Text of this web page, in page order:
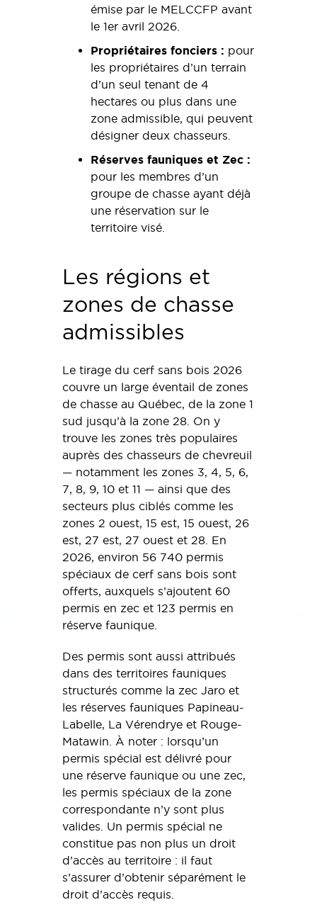
émise par le MELCCFP avant
le 1er avril 2026.
Propriétaires fonciers : pour
les propriétaires d’un terrain
d’un seul tenant de 4
hectares ou plus dans une
zone admissible, qui peuvent
désigner deux chasseurs.
Réserves fauniques et Zec :
pour les membres d’un
groupe de chasse ayant déjà
une réservation sur le
territoire visé.
Les régions et
zones de chasse
admissibles
Le tirage du cerf sans bois 2026
couvre un large éventail de zones
de chasse au Québec, de la zone 1
sud jusqu’à la zone 28. On y
trouve les zones très populaires
auprès des chasseurs de chevreuil
— notamment les zones 3, 4, 5, 6,
7, 8, 9, 10 et 11 — ainsi que des
secteurs plus ciblés comme les
zones 2 ouest, 15 est, 15 ouest, 26
est, 27 est, 27 ouest et 28. En
2026, environ 56 740 permis
spéciaux de cerf sans bois sont
offerts, auxquels s’ajoutent 60
permis en zec et 123 permis en
réserve faunique.
Des permis sont aussi attribués
dans des territoires fauniques
structurés comme la zec Jaro et
les réserves fauniques Papineau-
Labelle, La Vérendrye et Rouge-
Matawin. À noter : lorsqu’un
permis spécial est délivré pour
une réserve faunique ou une zec,
les permis spéciaux de la zone
correspondante n’y sont plus
valides. Un permis spécial ne
constitue pas non plus un droit
d’accès au territoire : il faut
s’assurer d’obtenir séparément le
droit d’accès requis.